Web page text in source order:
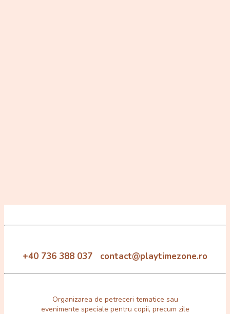
+40 736 388 037 contact@playtimezone.ro
Organizarea de petreceri tematice sau
evenimente speciale pentru copii, precum zile